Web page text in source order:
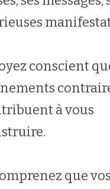
conscient
à vous
que vos